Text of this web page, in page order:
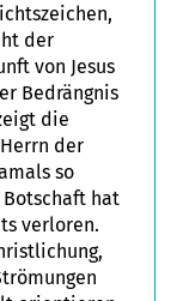
der
von Jesus
Bedrängnis
die
der
so
Botschaft hat
verloren.